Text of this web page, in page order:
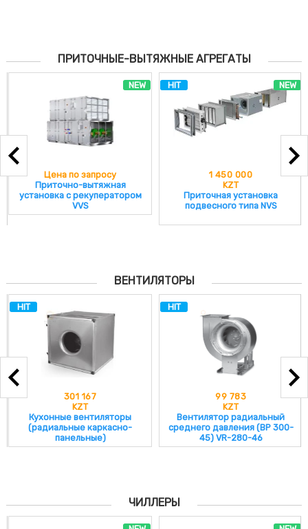
ПРИТОЧНЫЕ-ВЫТЯЖНЫЕ АГРЕГАТЫ
NEW
Цена по запросу
Приточно-вытяжная
установка с рекуператором
VVS
NEW
HIT
1 450 000
KZT
Приточная установка
подвесного типа NVS
ВЕНТИЛЯТОРЫ
HIT
301 167
KZT
Кухонные вентиляторы
(радиальные каркасно-
панельные)
HIT
99 783
KZT
Вентилятор радиальный
среднего давления (ВР 300-
45) VR-280-46
ЧИЛЛЕРЫ